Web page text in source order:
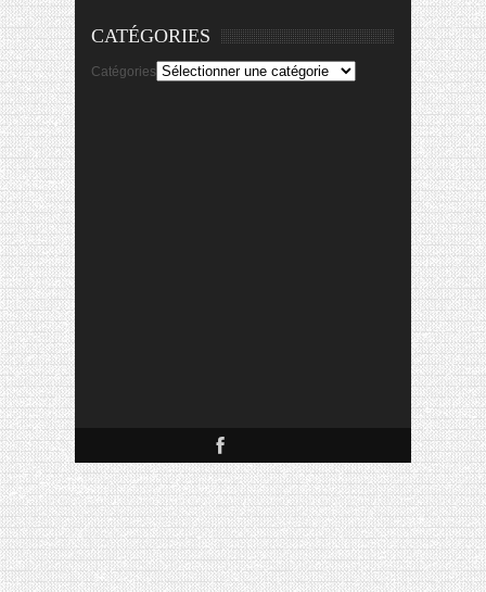
CATÉGORIES
Catégories